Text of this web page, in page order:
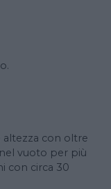
altezza con oltre
vuoto per più
con circa 30